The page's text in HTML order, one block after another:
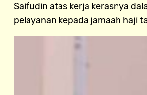
Saifudin atas kerja kerasnya
pelayanan kepada jamaah haji